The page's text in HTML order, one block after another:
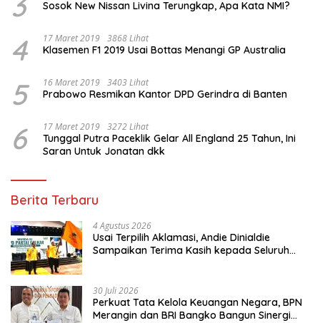
Sosok New Nissan Livina Terungkap, Apa Kata NMI?
4 17 Maret 2019 3868 Lihat
Klasemen F1 2019 Usai Bottas Menangi GP Australia
5 16 Maret 2019 3403 Lihat
Prabowo Resmikan Kantor DPD Gerindra di Banten
6 17 Maret 2019 3272 Lihat
Tunggal Putra Paceklik Gelar All England 25 Tahun, Ini
Saran Untuk Jonatan dkk
Berita Terbaru
4 Agustus 2026
Usai Terpilih Aklamasi, Andie Dinialdie
Sampaikan Terima Kasih kepada Seluruh
30 Juli 2026
Perkuat Tata Kelola Keuangan Negara, BPN
Merangin dan BRI Bangko Bangun Sinergi